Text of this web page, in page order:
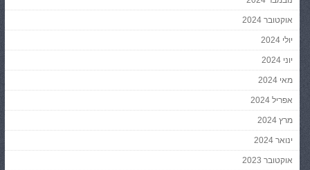
אוקטובר 2024
יולי 2024
יוני 2024
מאי 2024
אפריל 2024
מרץ 2024
ינואר 2024
אוקטובר 2023